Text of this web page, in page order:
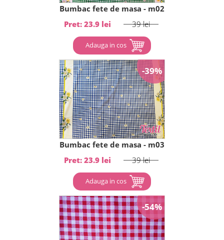
Bumbac fete de masa - m02
Pret: 23.9 lei
39 lei
Adauga in cos
-39%
Bumbac fete de masa - m03
Pret: 23.9 lei
39 lei
Adauga in cos
-54%